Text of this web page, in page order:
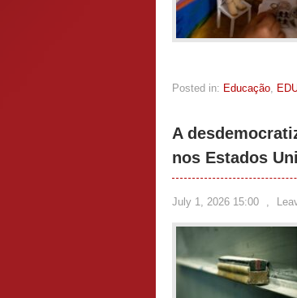
Posted in: Educação,
A
nos Estados
July 1, 2026 15:00 ,